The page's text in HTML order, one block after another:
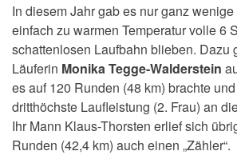
In diesem Jahr gab es nur ganz
einfach zu warmen Temperatur volle 6
schattenlosen Laufbahn blieben. Dazu
Läuferin Monika Tegge-Walderstein
es auf 120 Runden (48 km) brachte
dritthöchste Laufleistung (2. Frau) an
Ihr Mann Klaus-Thorsten erlief sich
Runden (42,4 km) auch einen „Zähler“.